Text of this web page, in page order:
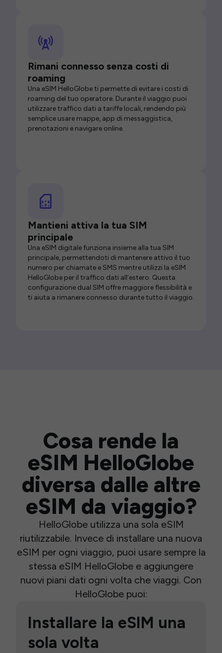
Rimani connesso senza costi di
roaming
Una eSIM HelloGlobe ti permette di evitare i costi di
roaming del tuo operatore. Durante il viaggio puoi
utilizzare traffico dati a tariffe locali, rendendo più
semplice usare mappe, app di messaggistica,
prenotazioni e navigare online.
Mantieni attiva la tua SIM
principale
Una eSIM digitale funziona insieme alla tua SIM
principale, permettendoti di mantenere attivo il tuo
numero per chiamate e SMS mentre utilizzi la eSIM
HelloGlobe per il traffico dati all’estero. Questa
configurazione dual SIM offre maggiore flessibilità e
ti aiuta a rimanere connesso durante tutto il viaggio.
Cosa rende la
eSIM HelloGlobe
diversa dalle altre
eSIM da viaggio?
HelloGlobe utilizza una sola eSIM
riutilizzabile. Invece di installare una nuova
eSIM per ogni viaggio, puoi usare sempre la
stessa eSIM HelloGlobe e aggiungere
nuovi piani dati ogni volta che viaggi. Con
HelloGlobe puoi:
Installare la eSIM una
sola volta